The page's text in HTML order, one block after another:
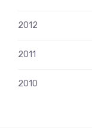
2012
2011
2010